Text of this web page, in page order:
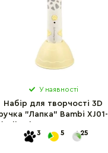
У наявності
Набір для творчості 3D
"Лапка" Bambi XJ01-
3 5 25